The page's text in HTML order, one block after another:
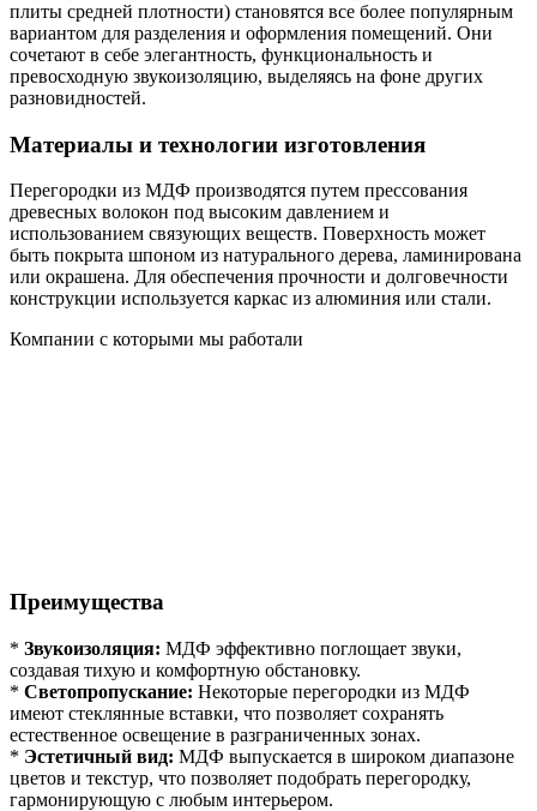
плиты средней плотности) становятся все более популярным
вариантом для разделения и оформления помещений. Они
сочетают в себе элегантность, функциональность и
превосходную звукоизоляцию, выделяясь на фоне других
разновидностей.
Материалы и технологии изготовления
Перегородки из МДФ производятся путем прессования
древесных волокон под высоким давлением и
использованием связующих веществ. Поверхность может
быть покрыта шпоном из натурального дерева, ламинирована
или окрашена. Для обеспечения прочности и долговечности
конструкции используется каркас из алюминия или стали.
Компании с которыми мы работали
Преимущества
* Звукоизоляция: МДФ эффективно поглощает звуки,
создавая тихую и комфортную обстановку.
* Светопропускание: Некоторые перегородки из МДФ
имеют стеклянные вставки, что позволяет сохранять
естественное освещение в разграниченных зонах.
* Эстетичный вид: МДФ выпускается в широком диапазоне
цветов и текстур, что позволяет подобрать перегородку,
гармонирующую с любым интерьером.